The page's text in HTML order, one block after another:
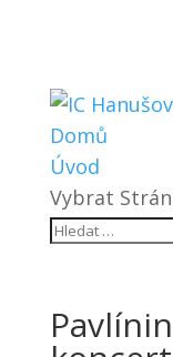
Domů
Úvod
Vybrat